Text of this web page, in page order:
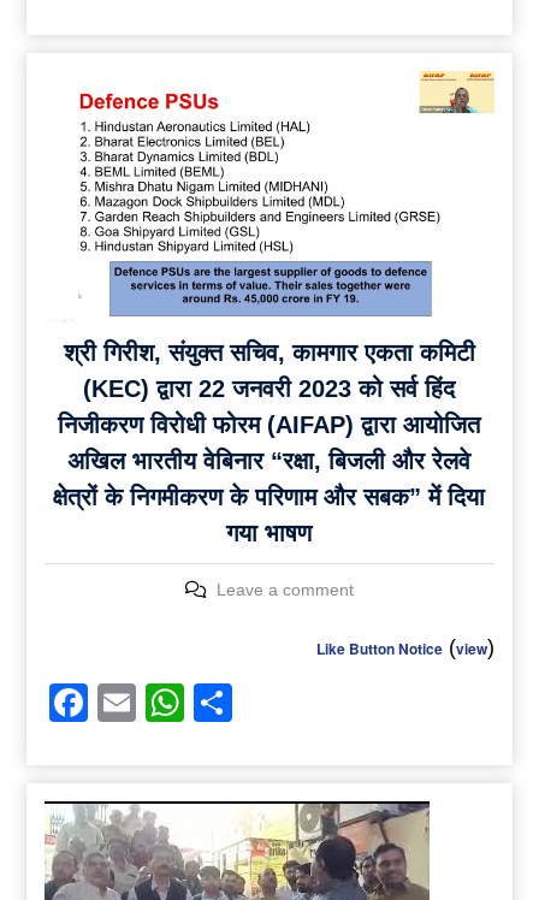
श्री गिरीश, संयुक्त सचिव, कामगार एकता कमिटी
(KEC) द्वारा 22 जनवरी 2023 को सर्व हिंद
निजीकरण विरोधी फोरम (AIFAP) द्वारा आयोजित
अखिल भारतीय वेबिनार “रक्षा, बिजली और रेलवे
क्षेत्रों के निगमीकरण के परिणाम और सबक” में दिया
गया भाषण
Leave a comment
Like Button Notice (view)
Facebook
EmailWhatsApp